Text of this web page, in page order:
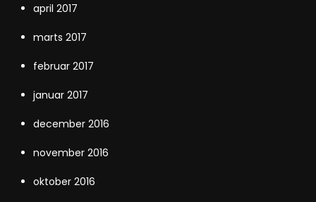
april 2017
marts 2017
februar 2017
januar 2017
december 2016
november 2016
oktober 2016